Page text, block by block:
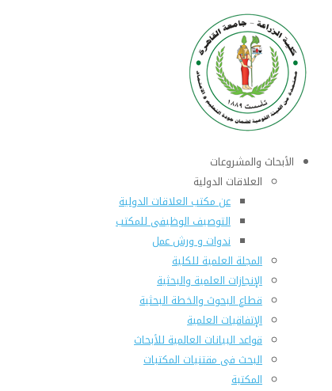
الأبحاث والمشروعات
العلاقات الدولية
عن مكتب العلاقات الدولية
التوصيف الوظيفى للمكتب
ندوات و ورش عمل
المجلة العلمية للكلية
الإنجازات العلمية والبحثية
قطاع البحوث والخطة البحثية
الإتفاقيات العلمية
قواعد البيانات العالمية للأبحاث
البحث فى مقتنيات المكتبات
المكتبة